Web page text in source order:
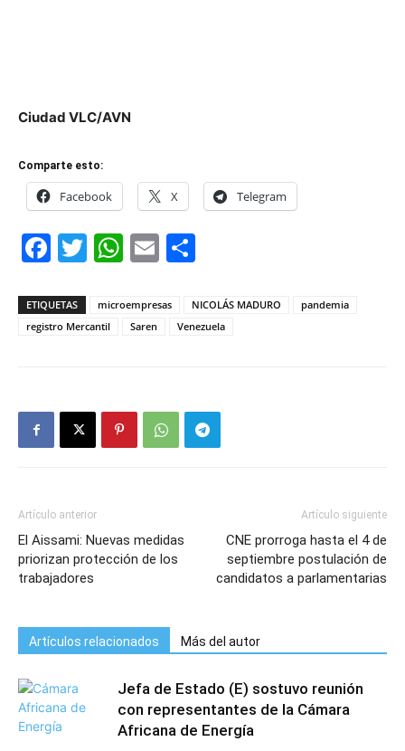
Ciudad VLC/AVN
Comparte esto:
Facebook X Telegram
Facebook
Twitter
WhatsApp
Email
ETIQUETAS microempresas NICOLÁS MADURO
pandemia
registro Mercantil
Saren Venezuela
Artículo anterior
El Aissami: Nuevas medidas
priorizan protección de los
trabajadores
Artículo siguiente
CNE prorroga hasta el 4 de
septiembre postulación de
candidatos a parlamentarias
Artículos relacionados Más del autor
Jefa de Estado (E) sostuvo reunión
con representantes de la Cámara
Africana de Energía